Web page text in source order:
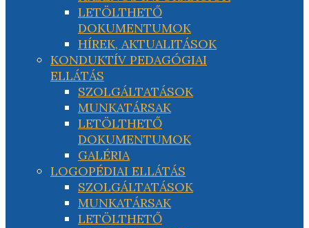
LETÖLTHETŐ
DOKUMENTUMOK
HÍREK, AKTUALITÁSOK
KONDUKTÍV PEDAGÓGIAI
ELLÁTÁS
SZOLGÁLTATÁSOK
MUNKATÁRSAK
LETÖLTHETŐ
DOKUMENTUMOK
GALÉRIA
LOGOPÉDIAI ELLÁTÁS
SZOLGÁLTATÁSOK
MUNKATÁRSAK
LETÖLTHETŐ